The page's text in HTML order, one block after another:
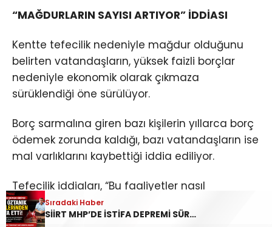
“MAĞDURLARIN SAYISI ARTIYOR” İDDİASI
Kentte tefecilik nedeniyle mağdur olduğunu
belirten vatandaşların, yüksek faizli borçlar
nedeniyle ekonomik olarak çıkmaza
sürüklendiği öne sürülüyor.
Borç sarmalına giren bazı kişilerin yıllarca borç
ödemek zorunda kaldığı, bazı vatandaşların ise
mal varlıklarını kaybettiği iddia ediliyor.
Tefecilik iddiaları, “Bu faaliyetler nasıl
yürütülüyor, mağdurlar neden zamanında
korunamıyor ve bu yapılarla mücadelede
Sıradaki Haber
SİİRT MHP’DE İSTİFA DEPREMİ SÜRÜYOR: YAVUZ ÖZTANIK GÖREVLERİNDEN AYRILDI